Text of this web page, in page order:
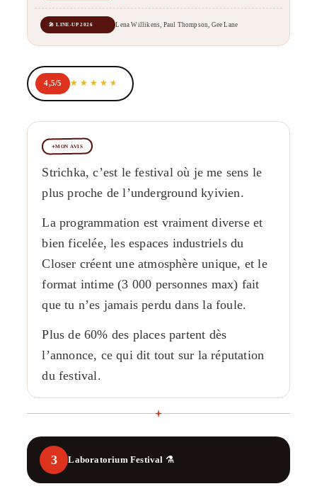
🎤 LINE-UP 2026 Lena Willikens, Paul Thompson, Gee Lane
4,5/5
MON AVIS
Strichka, c’est le festival où je me sens le
plus proche de l’underground kyivien.
La programmation est vraiment diverse et
bien ficelée, les espaces industriels du
Closer créent une atmosphère unique, et le
format intime (3 000 personnes max) fait
que tu n’es jamais perdu dans la foule.
Plus de 60% des places partent dès
l’annonce, ce qui dit tout sur la réputation
du festival.
3 Laboratorium Festival ⚗️